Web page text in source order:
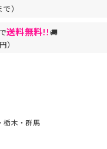
で）
送料無料!!🚚
）
栃木・群馬